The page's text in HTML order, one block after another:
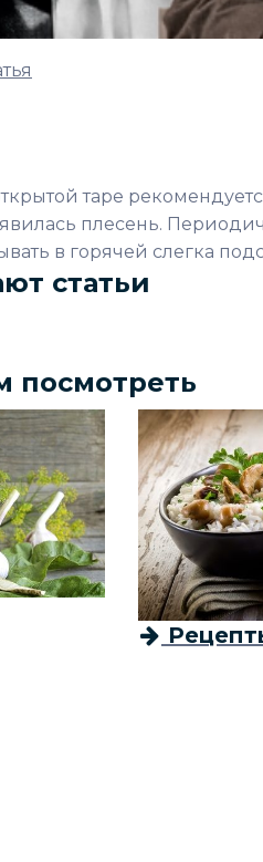
таре
плесень.
в горячей слегка
статьи
посмотреть